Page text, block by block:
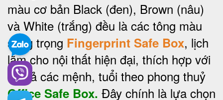
màu cơ bản Black (đen), Brown (nâu)
và White (trắng) đều là các tông màu
sang trọng Fingerprint Safe Box, lịch
lãm cho nội thất hiện đại, thích hợp với
tất cả các mệnh, tuổi theo phong thuỷ
Office Safe Box. Đây chính là lựa chọn